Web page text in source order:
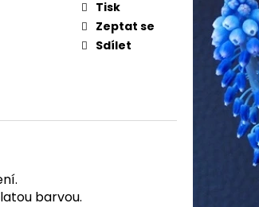
Tisk
Zeptat se
Sdílet
barvou.